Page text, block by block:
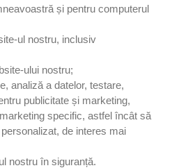
și pentru computerul
ul nostru, inclusiv
ului nostru;
analiză a datelor, testare,
publicitate și marketing,
specific, astfel încât să
de interes mai
nostru în siguranță.